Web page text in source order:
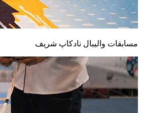
مسابقات والیبال نادکاپ شریف